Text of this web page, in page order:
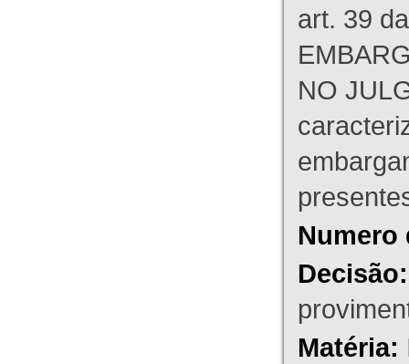
art. 39
NO
Numero
Decisão:
Matéria: